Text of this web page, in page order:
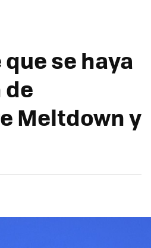
se haya
Meltdown y